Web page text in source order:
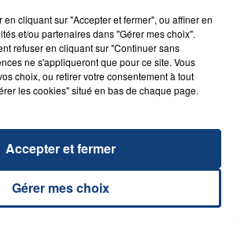
18h28
18h28
en cliquant sur "Accepter et fermer", ou affiner en
et/ou partenaires dans "Gérer mes choix".
refuser en cliquant sur "Continuer sans
ne s'appliqueront que pour ce site. Vous
choix, ou retirer votre consentement à tout
les cookies" situé en bas de chaque page.
Gérer mes choix
Accepter et fermer